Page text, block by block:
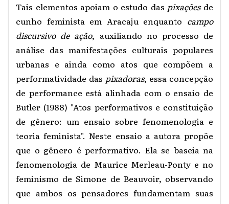
Tais elementos apoiam o estudo das pixaçõesde
cunho feminista em Aracaju enquanto campo
discursivo de ação, auxiliando no processo de
análise das manifestações culturais populares
urbanas e ainda como atos que compõem a
performatividade das pixadoras, essa concepção
de performance está alinhada com o ensaio de
Butler (1988) "Atos performativos e constituição
de gênero: um ensaio sobre fenomenologia e
teoria feminista". Neste ensaio a autora propõe
que o gênero é performativo. Ela se baseia na
fenomenologia de Maurice Merleau-Ponty e no
feminismo de Simone de Beauvoir, observando
que ambos os pensadores fundamentam suas